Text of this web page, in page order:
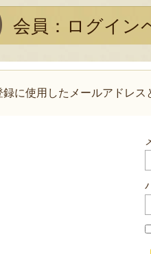
会員：ログイン
録に使用したメールアドレス